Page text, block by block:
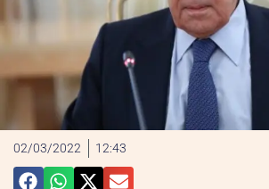
02/03/2022 12:43